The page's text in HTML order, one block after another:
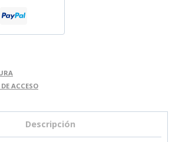
ACCESO
Descripción